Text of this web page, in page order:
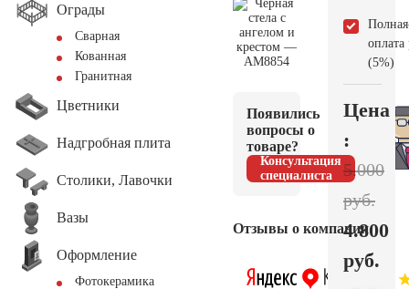
Ограды
Сварная
Кованная
Гранитная
Цветники
Надгробная плита
Столики, Лавочки
Вазы
Оформление
Фотокерамика
Появились
вопросы о
товаре?
Консультация
специалиста
Отзывы о компании
Полная
оплата
(5%)
Цена
:
5.000
руб.
4.800
руб.